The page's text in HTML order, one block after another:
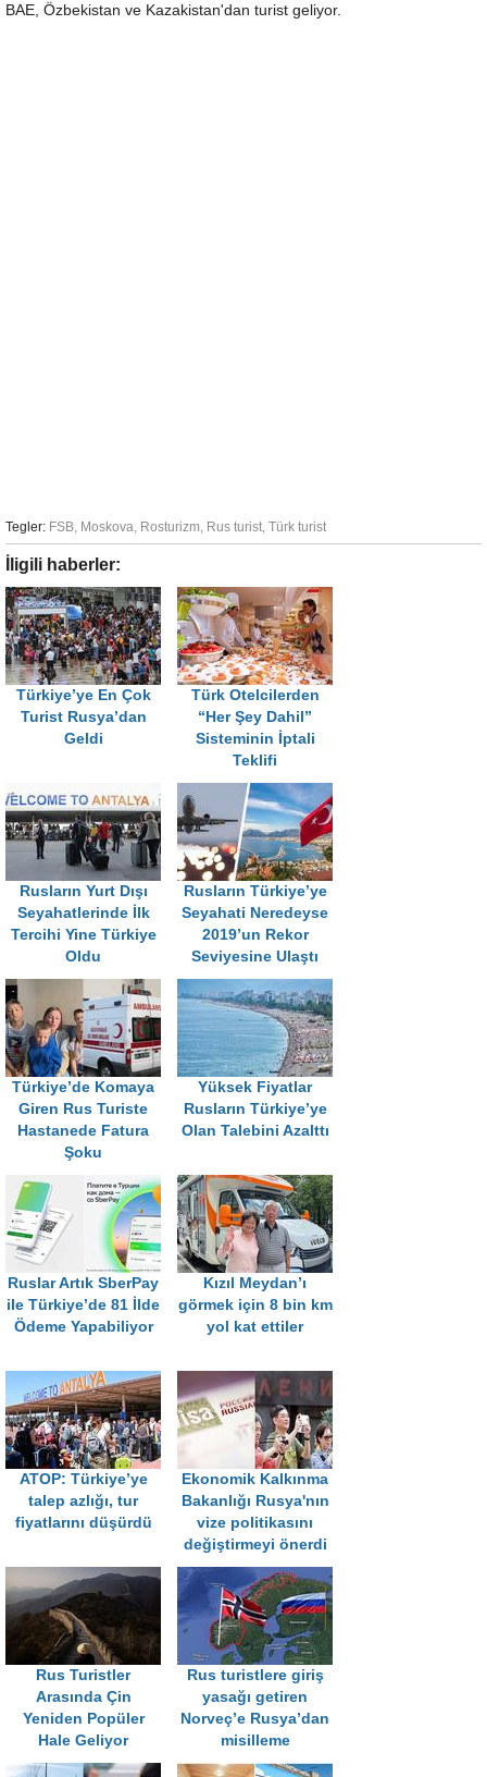
BAE, Özbekistan ve Kazakistan'dan turist geliyor.
Tegler: FSB, Moskova, Rosturizm, Rus turist, Türk turist
İligili haberler:
Türkiye’ye En Çok
Turist Rusya’dan
Geldi
Türk Otelcilerden
“Her Şey Dahil”
Sisteminin İptali
Teklifi
Rusların Yurt Dışı
Seyahatlerinde İlk
Tercihi Yine Türkiye
Oldu
Rusların Türkiye’ye
Seyahati Neredeyse
2019’un Rekor
Seviyesine Ulaştı
Türkiye’de Komaya
Giren Rus Turiste
Hastanede Fatura
Şoku
Yüksek Fiyatlar
Rusların Türkiye’ye
Olan Talebini Azalttı
Ruslar Artık SberPay
ile Türkiye’de 81 İlde
Ödeme Yapabiliyor
Kızıl Meydan’ı
görmek için 8 bin km
yol kat ettiler
ATOP: Türkiye’ye
talep azlığı, tur
fiyatlarını düşürdü
Ekonomik Kalkınma
Bakanlığı Rusya'nın
vize politikasını
değiştirmeyi önerdi
Rus Turistler
Arasında Çin
Yeniden Popüler
Hale Geliyor
Rus turistlere giriş
yasağı getiren
Norveç’e Rusya’dan
misilleme